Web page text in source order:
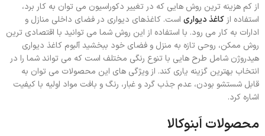
از کم هزینه ترین روش هایی که در تغییر دکوراسیون می توان به کار برد،
استفاده از کاغذ دیواری است. کاغذهای دیواری در فضای داخلی منازل و
ادارات به کار می رود. با استفاده از این روش شما می توانید با اقتصادی ترین
روش ممکن، روحی تازه به منزل و فضای خود ببخشید آلبوم کاغذ دیواری
هیدروژن شامل طرح هایی با تنوع رنگی مختلف است که می تواند شما را در
انتخاب بهترین گزینه یاری کند. از ویژگی های این محصولات می توان به
قابل شستشو بودن، عدم جذب گرد و غبار، رنگ و بافت مواد اولیه با کیفیت
اشاره کرد.
محصولات اَبنوکالا